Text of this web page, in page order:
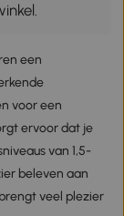
een
voor een
ervoor dat je
van 1,5-
beleven aan
veel plezier